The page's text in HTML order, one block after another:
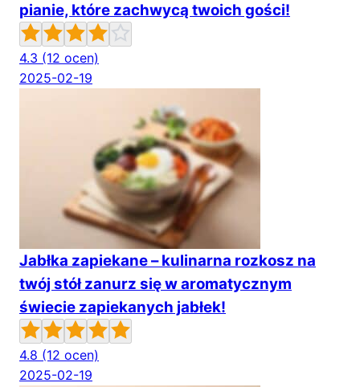
pianie, które zachwycą twoich gości!
4.3 (12 ocen)
2025-02-19
Jabłka zapiekane – kulinarna rozkosz na
twój stół zanurz się w aromatycznym
świecie zapiekanych jabłek!
4.8 (12 ocen)
2025-02-19